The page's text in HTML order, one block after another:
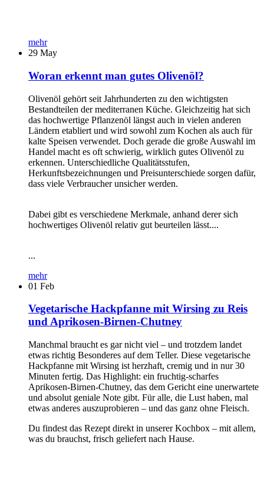
mehr
29 May
Woran erkennt man gutes Olivenöl?
Olivenöl gehört seit Jahrhunderten zu den wichtigsten
Bestandteilen der mediterranen Küche. Gleichzeitig hat sich
das hochwertige Pflanzenöl längst auch in vielen anderen
Ländern etabliert und wird sowohl zum Kochen als auch für
kalte Speisen verwendet. Doch gerade die große Auswahl im
Handel macht es oft schwierig, wirklich gutes Olivenöl zu
erkennen. Unterschiedliche Qualitätsstufen,
Herkunftsbezeichnungen und Preisunterschiede sorgen dafür,
dass viele Verbraucher unsicher werden.
Dabei gibt es verschiedene Merkmale, anhand derer sich
hochwertiges Olivenöl relativ gut beurteilen lässt....
...
mehr
01 Feb
Vegetarische Hackpfanne mit Wirsing zu Reis
und Aprikosen-Birnen-Chutney
Manchmal braucht es gar nicht viel – und trotzdem landet
etwas richtig Besonderes auf dem Teller. Diese vegetarische
Hackpfanne mit Wirsing ist herzhaft, cremig und in nur 30
Minuten fertig. Das Highlight: ein fruchtig-scharfes
Aprikosen-Birnen-Chutney, das dem Gericht eine unerwartete
und absolut geniale Note gibt. Für alle, die Lust haben, mal
etwas anderes auszuprobieren – und das ganz ohne Fleisch.
Du findest das Rezept direkt in unserer Kochbox – mit allem,
was du brauchst, frisch geliefert nach Hause.